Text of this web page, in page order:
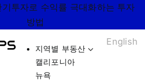
기투자로 수익률 극대화하는 투자
방법
지역별 부동산
캘리포니아
뉴욕
English